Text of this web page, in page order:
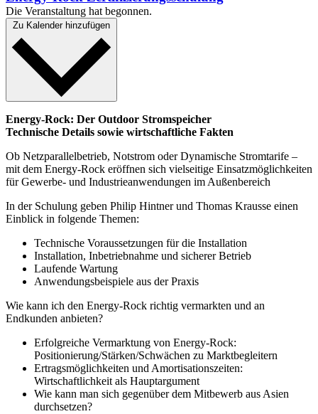
Die Veranstaltung hat begonnen.
Energy-Rock: Der Outdoor Stromspeicher
Technische Details sowie wirtschaftliche Fakten
Ob Netzparallelbetrieb, Notstrom oder Dynamische Stromtarife –
mit dem Energy-Rock eröffnen sich vielseitige Einsatzmöglichkeiten
für Gewerbe- und Industrieanwendungen im Außenbereich
In der Schulung geben Philip Hintner und Thomas Krausse einen
Einblick in folgende Themen:
Technische Voraussetzungen für die Installation
Installation, Inbetriebnahme und sicherer Betrieb
Laufende Wartung
Anwendungsbeispiele aus der Praxis
Wie kann ich den Energy-Rock richtig vermarkten und an
Endkunden anbieten?
Erfolgreiche Vermarktung von Energy-Rock:
Positionierung/Stärken/Schwächen zu Marktbegleitern
Ertragsmöglichkeiten und Amortisationszeiten:
Wirtschaftlichkeit als Hauptargument
Wie kann man sich gegenüber dem Mitbewerb aus Asien
durchsetzen?